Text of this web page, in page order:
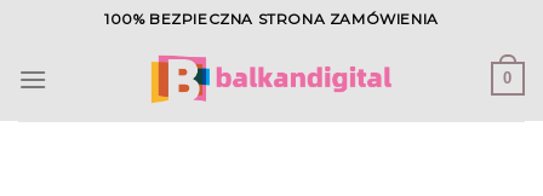
content
100% BEZPIECZNA STRONA ZAMÓWIENIA
0